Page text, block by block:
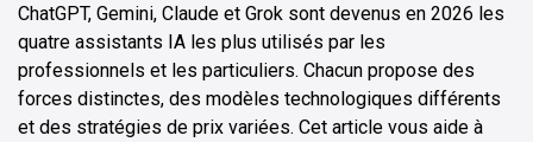
ChatGPT, Gemini, Claude et Grok sont devenus en 2026 les
quatre assistants IA les plus utilisés par les
professionnels et les particuliers. Chacun propose des
forces distinctes, des modèles technologiques différents
et des stratégies de prix variées. Cet article vous aide à